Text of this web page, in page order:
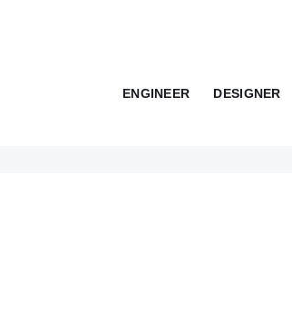
ENGINEER DESIGNER